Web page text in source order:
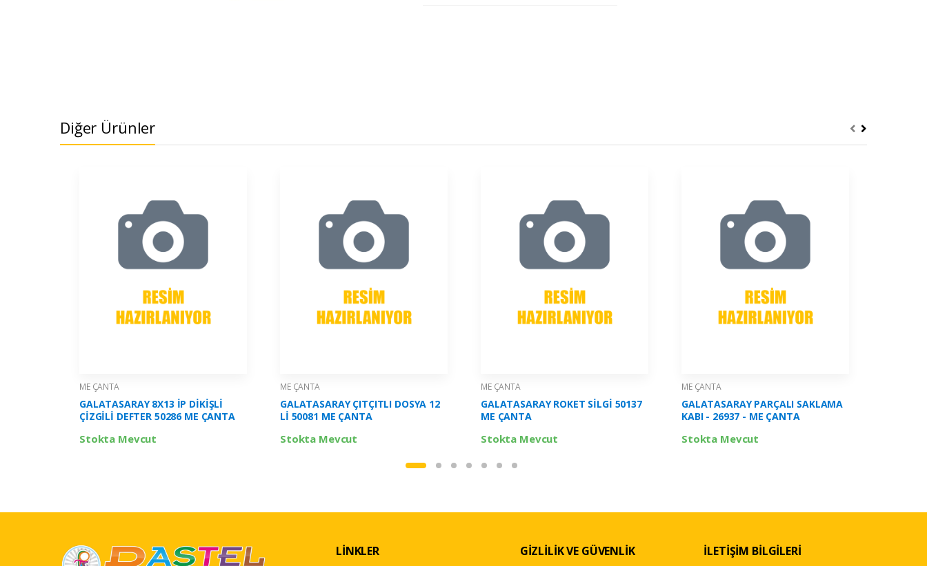
Diğer Ürünler
ME ÇANTA
GALATASARAY 8X13 İP DİKİŞLİ
ÇİZGİLİ DEFTER 50286 ME ÇANTA
Stokta Mevcut
ME ÇANTA
GALATASARAY ÇITÇITLI DOSYA 12
Lİ 50081 ME ÇANTA
Stokta Mevcut
ME ÇANTA
GALATASARAY ROKET SİLGİ 50137
ME ÇANTA
Stokta Mevcut
ME ÇANTA
GALATASARAY PARÇALI SAKLAMA
KABI - 26937 - ME ÇANTA
Stokta Mevcut
LİNKLER GİZLİLİK VE GÜVENLİK İLETİŞİM BİLGİLERİ